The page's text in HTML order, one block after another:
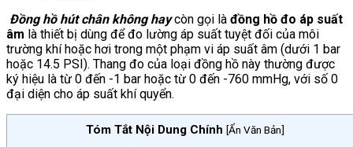
Đồng hồ hút chân không haycòn gọi là đồng hồ đo áp suất
âm là thiết bị dùng để đo lường áp suất tuyệt đối của môi
trường khí hoặc hơi trong một phạm vi áp suất âm (dưới 1 bar
hoặc 14.5 PSI). Thang đo của loại đồng hồ này thường được
ký hiệu là từ 0 đến -1 bar hoặc từ 0 đến -760 mmHg, với số 0
đại diện cho áp suất khí quyển.
Tóm Tắt Nội Dung Chính [Ẩn Văn Bản]